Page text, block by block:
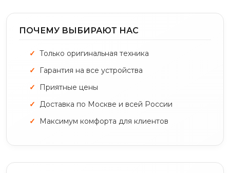
ПОЧЕМУ ВЫБИРАЮТ НАС
Только оригинальная техника
Гарантия на все устройства
Приятные цены
Доставка по Москве и всей России
Максимум комфорта для клиентов